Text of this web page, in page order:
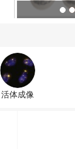
活体成像